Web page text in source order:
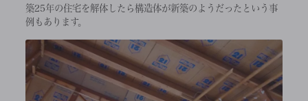
築25年の住宅を解体したら構造体が新築のようだったという事
例もあります。